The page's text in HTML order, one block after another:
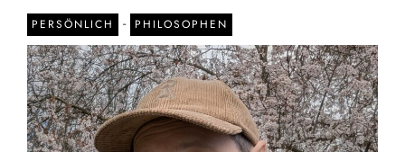
PERSÖNLICH - PHILOSOPHEN